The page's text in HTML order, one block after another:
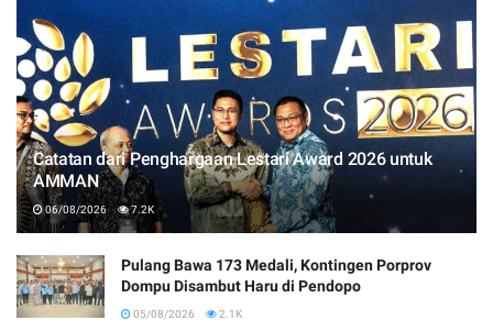
Catatan dari Penghargaan Lestari Award 2026 untuk
AMMAN
06/08/2026 7.2K
Pulang Bawa 173 Medali, Kontingen Porprov
Dompu Disambut Haru di Pendopo
05/08/2026 2.1K